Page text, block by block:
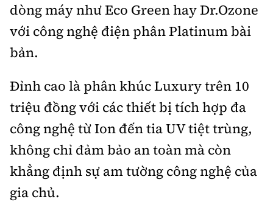
dòng máy như Eco Green hay Dr.Ozone
với công nghệ điện phân Platinum bài
bản.
Đỉnh cao là phân khúc Luxury trên 10
triệu đồng với các thiết bị tích hợp đa
công nghệ từ Ion đến tia UV tiệt trùng,
không chỉ đảm bảo an toàn mà còn
khẳng định sự am tường công nghệ của
gia chủ.